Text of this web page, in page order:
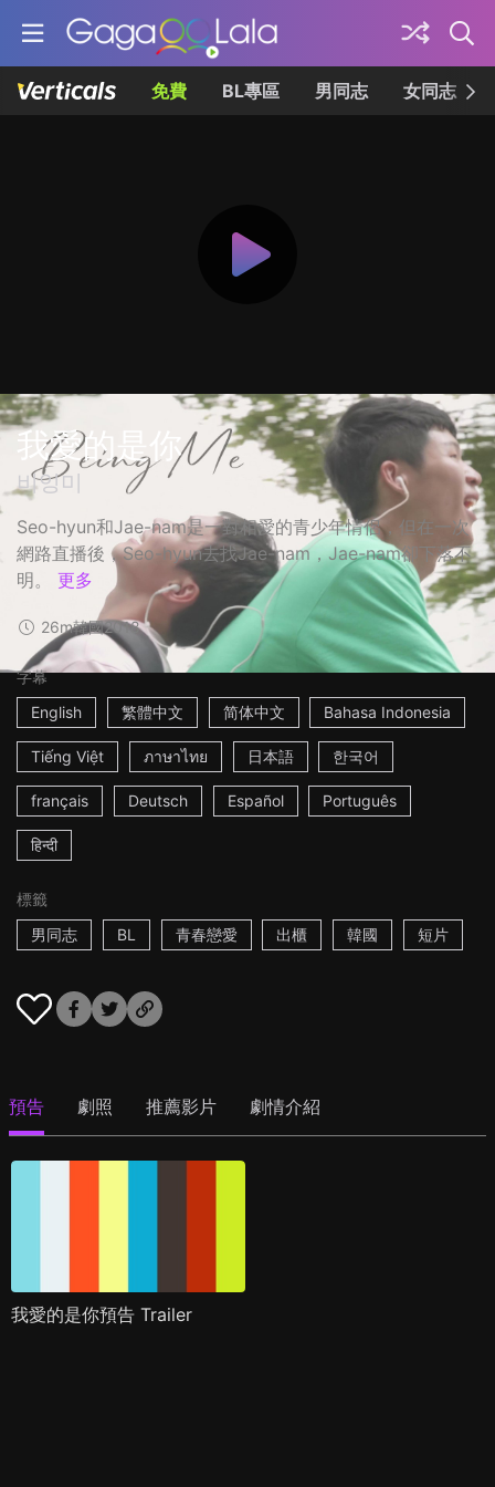
免費 BL專區 男同志 女同志
我愛的是你
비잉미
Seo-hyun和Jae-nam是一對相愛的青少年情侶，但在一次
網路直播後，Seo-hyun去找Jae-nam，Jae-nam卻下落不
明。
更多
26m韓國2018
字幕
English
繁體中文 简体中文 Bahasa Indonesia
Tiếng Việt ภาษาไทย 日本語 한국어
français Deutsch Español Português
हिन्दी
標籤
男同志
BL 青春戀愛 出櫃 韓國 短片
預告 劇照 推薦影片 劇情介紹
我愛的是你預告 Trailer